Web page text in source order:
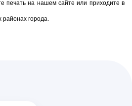
печать на нашем сайте или приходите в
районах города.